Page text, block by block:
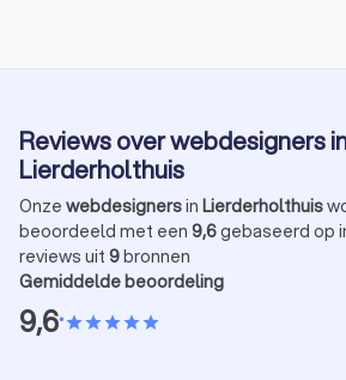
Reviews over webdesigners
Lierderholthuis
Onze webdesignersin Lierderholthuis
beoordeeld met een 9,6gebaseerd op
reviews uit 9bronnen
Gemiddelde beoordeling
9,6•starstarstarstarstar